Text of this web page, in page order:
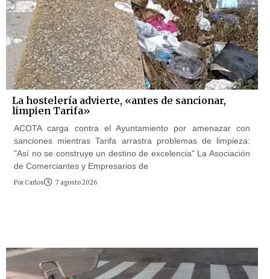
La hostelería advierte, «antes de sancionar,
limpien Tarifa»
ACOTA carga contra el Ayuntamiento por amenazar con
sanciones mientras Tarifa arrastra problemas de limpieza:
"Así no se construye un destino de excelencia" La Asociación
de Comerciantes y Empresarios de
Por Carlos 7 agosto 2026